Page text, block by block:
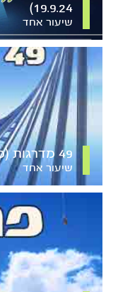
19.9.24)
שיעור אחד
49 מדרגות (מהרצליה 7.5.24)
שיעור אחד